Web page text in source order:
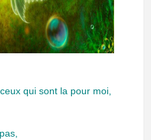
qui sont la pour moi,